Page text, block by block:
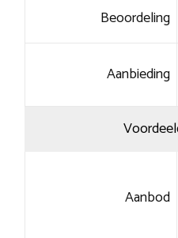
Beoordeling
Aanbieding
Aanbod